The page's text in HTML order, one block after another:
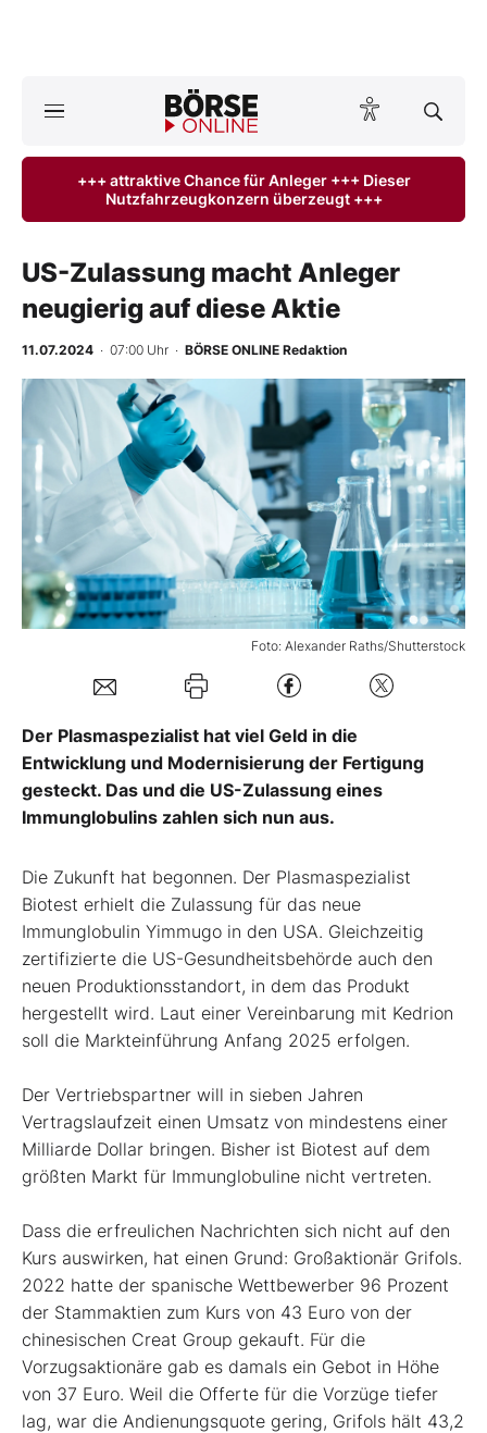
ktuelle Ausgabe BÖRSE ONLINE lesen
Finanz-Check
BO-Musterdepots
Experten
Mein B:O
Mein Konto
Folgen Sie uns
Kontakt
+++ attraktive Chance für Anleger +++ Dieser
Nutzfahrzeugkonzern überzeugt +++
US-Zulassung macht Anleger
neugierig auf diese Aktie
11.07.2024 · 07:00 Uhr · BÖRSE ONLINE Redaktion
Foto: Alexander Raths/Shutterstock
Der Plasmaspezialist hat viel Geld in die
Entwicklung und Modernisierung der Fertigung
gesteckt. Das und die US-Zulassung eines
Immunglobulins zahlen sich nun aus.
Die Zukunft hat begonnen. Der Plasmaspezialist
Biotest erhielt die Zulassung für das neue
Immunglobulin Yimmugo in den USA. Gleichzeitig
zertifizierte die US-Gesundheitsbehörde auch den
neuen Produktionsstandort, in dem das Produkt
hergestellt wird. Laut einer Vereinbarung mit Kedrion
soll die Markteinführung Anfang 2025 erfolgen.
Der Vertriebspartner will in sieben Jahren
Vertragslaufzeit einen Umsatz von mindestens einer
Milliarde Dollar bringen. Bisher ist Biotest auf dem
größten Markt für Immunglobuline nicht vertreten.
Dass die erfreulichen Nachrichten sich nicht auf den
Kurs auswirken, hat einen Grund: Großaktionär Grifols.
2022 hatte der spanische Wettbewerber 96 Prozent
der Stammaktien zum Kurs von 43 Euro von der
chinesischen Creat Group gekauft. Für die
Vorzugsaktionäre gab es damals ein Gebot in Höhe
von 37 Euro. Weil die Offerte für die Vorzüge tiefer
lag, war die Andienungsquote gering, Grifols hält 43,2